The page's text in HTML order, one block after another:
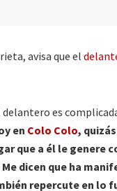
avisa que el
es
en Colo Colo,
que a él le genere
dicen que ha
repercute en lo